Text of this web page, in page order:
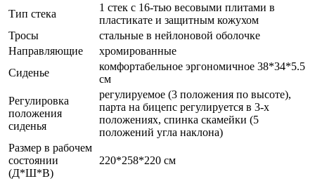
Тип стека
1 стек с 16-тью весовыми плитами в
пластикате и защитным кожухом
Тросы
стальные в нейлоновой оболочке
Направляющие
хромированные
Сиденье
комфортабельное эргономичное 38*34*5.5
см
Регулировка
положения
сиденья
регулируемое (3 положения по высоте),
парта на бицепс регулируется в 3-х
положениях, спинка скамейки (5
положений угла наклона)
Размер в рабочем
состоянии
(Д*Ш*В)
220*258*220 см